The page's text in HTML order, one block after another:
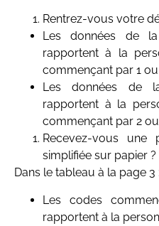
Rentrez-vous votre
Les données de
rapportent à la
commençant par 1 ou
Les données de
rapportent à la
commençant par 2
Recevez-vous une
simplifiée sur papier ?
Dans le tableau à la page 3 :
Les codes
rapportent à la